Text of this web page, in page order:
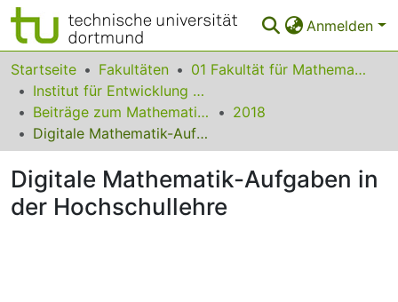
Anmelden
Bereiche & Sammlungen
Das gesamte Repositorium
Statistiken
FAQ
Leitlinien
Startseite Fakultäten
01 Fakultät für Mathematik
Institut für Entwicklung und Erforschung des Mathematikunterrichts
Beiträge zum Mathematikunterricht
2018
Digitale Mathematik-Aufgaben in der Hochschullehre
Digitale Mathematik-Aufgaben in
der Hochschullehre